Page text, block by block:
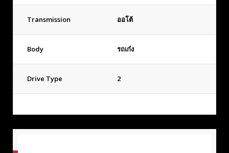
Transmission ออโต้
Body รถเก๋ง
Drive Type 2